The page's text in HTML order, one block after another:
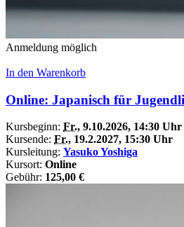
Anmeldung möglich
In den Warenkorb
Online: Japanisch für
Kursbeginn: Fr., 9.10.2026, 14:30 Uhr
Kursende: Fr., 19.2.2027, 15:30 Uhr
Kursleitung: Yasuko Yoshiga
Kursort: Online
Gebühr: 125,00 €